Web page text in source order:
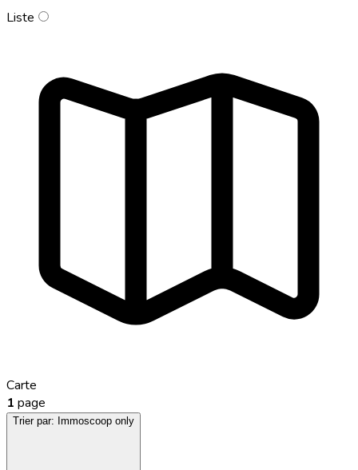
Liste
Carte
1 page
Trier par: Immoscoop only